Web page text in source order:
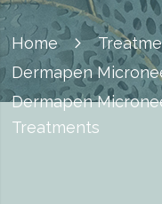
Home
Dermapen
Dermapen
Treatments